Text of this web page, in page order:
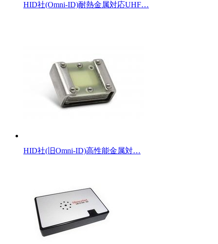
HID社(Omni-ID)耐熱金属対応UHF…
HID社(旧Omni-ID)高性能金属対…